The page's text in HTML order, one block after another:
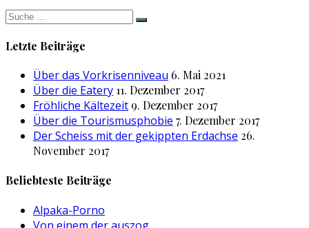
Suche
nach:
Letzte Beiträge
Über das Vorkrisenniveau 6. Mai 2021
Über die Eatery 11. Dezember 2017
Fröhliche Kältezeit 9. Dezember 2017
Über die Tourismusphobie 7. Dezember 2017
Der Scheiss mit der gekippten Erdachse 26.
November 2017
Beliebteste Beiträge
Alpaka-Porno
Von einem der auszog